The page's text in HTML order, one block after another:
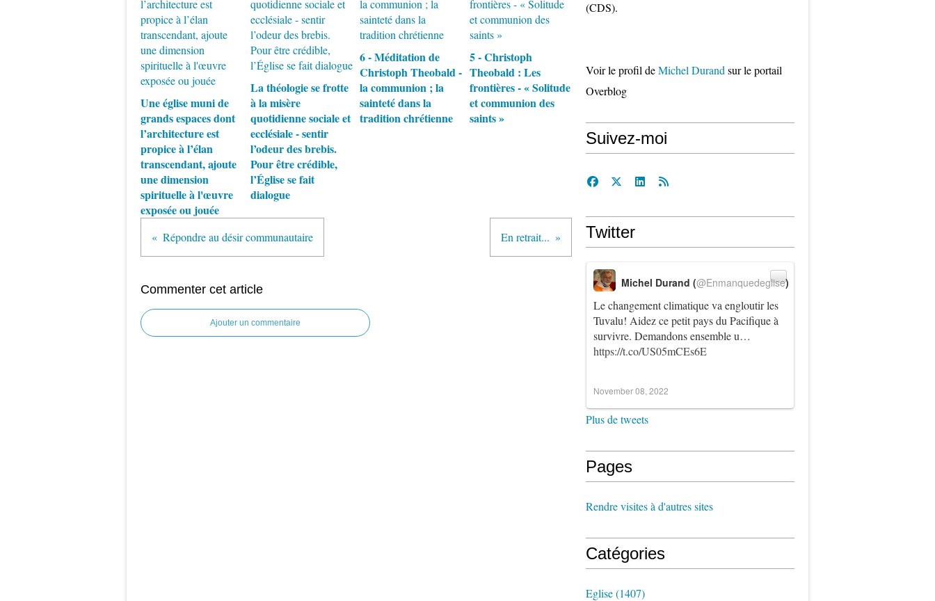
Une église muni de
grands espaces dont
l’architecture est
propice à l’élan
transcendant, ajoute
une dimension
spirituelle à l'œuvre
exposée ou jouée
La théologie se frotte
à la misère
quotidienne sociale et
ecclésiale - sentir
l’odeur des brebis.
Pour être crédible,
l’Église se fait
dialogue
6 - Méditation de
Christoph Theobald -
la communion ; la
sainteté dans la
tradition chrétienne
5 - Christoph
Theobald : Les
frontières - « Solitude
et communion des
saints »
Répondre au désir communautaire En retrait...
Commenter cet article
Ajouter un commentaire
(CDS).
Voir le profil deMichel Durand sur le portail
Overblog
Suivez-moi
Twitter
Le changement climatique va engloutir les
Tuvalu! Aidez ce petit pays du Pacifique à
survivre. Demandons ensemble u…
https://t.co/US05mCEs6E
Michel Durand (@Enmanquedeglise)
November 08, 2022
Plus de tweets
Pages
Rendre visites à d'autres sites
Catégories
Eglise(1407)